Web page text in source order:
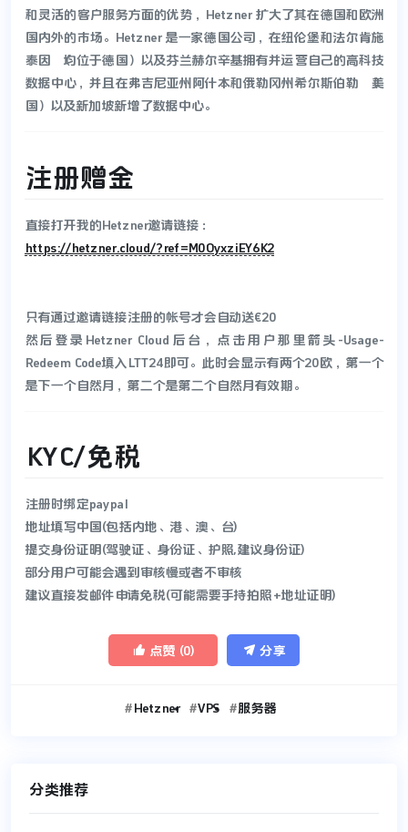
和灵活的客户服务方面的优势，Hetzner 扩大了其在德国和欧洲
国内外的市场。Hetzner 是一家德国公司，在纽伦堡和法尔肯施
泰因（均位于德国）以及芬兰赫尔辛基拥有并运营自己的高科技
数据中心，并且在弗吉尼亚州阿什本和俄勒冈州希尔斯伯勒（美
国）以及新加坡新增了数据中心。
注册赠金
直接打开我的Hetzner邀请链接：
https://hetzner.cloud/?ref=M0OyxziEY6K2
只有通过邀请链接注册的帐号才会自动送€20
然后登录Hetzner Cloud后台，点击用户那里箭头-Usage-
Redeem Code填入LTT24即可。此时会显示有两个20欧，第一个
是下一个自然月，第二个是第二个自然月有效期。
KYC/免税
注册时绑定paypal
地址填写中国(包括内地、港、澳、台)
提交身份证明(驾驶证、身份证、护照,建议身份证)
部分用户可能会遇到审核慢或者不审核
建议直接发邮件申请免税(可能需要手持拍照+地址证明)
 点赞 (0)  分享
Hetzner VPS 服务器
分类推荐